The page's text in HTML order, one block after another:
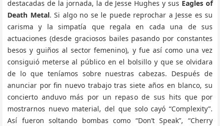
destacadas de la jornada, la de Jesse Hughes y sus Eagles of
Death Metal. Si algo no se le puede reprochar a Jesse es su
carisma y la simpatía que regala en cada una de sus
actuaciones (desde graciosos bailes pasando por constantes
besos y guiños al sector femenino), y fue así como una vez
consiguió meterse al público en el bolsillo y que se olvidara
de lo que teníamos sobre nuestras cabezas. Después de
anunciar por fin nuevo trabajo tras siete años en blanco, su
concierto anduvo más por un repaso de sus hits que por
mostrarnos nuevo material, del que solo cayó “Complexity”.
Así fueron soltando bombas como “Don’t Speak”, “Cherry